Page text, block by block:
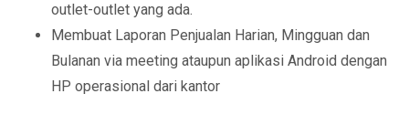
outlet-outlet yang ada.
Membuat Laporan Penjualan Harian, Mingguan dan
Bulanan via meeting ataupun aplikasi Android dengan
HP operasional dari kantor